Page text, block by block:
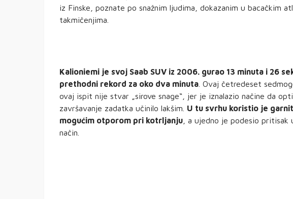
iz Finske, poznate po snažnim ljudima, dokazanim u bacačkim
takmičenjima.
Kalioniemi je svoj Saab SUV iz 2006. gurao 13 minuta i 26
prethodni rekord za oko dva minuta . Ovaj četredeset
ovaj ispit nije stvar „sirove snage“, jer je iznalazio načine da
završavanje zadatka učinilo lakšim. U tu svrhu koristio je
mogućim otporom pri kotrljanju , a ujedno je podesio
način.